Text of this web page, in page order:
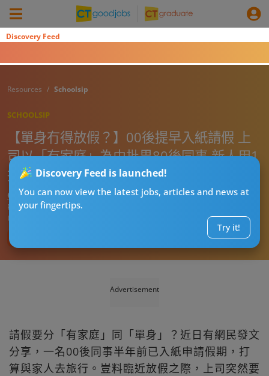
Discovery Feed
Discovery Feed is launched!
You can now view the latest jobs, articles and news at
your fingertips.
Try it!
Resources Schoolsip
SCHOOLSIP
【單身冇得放假？】00後提早入紙請假 上
司以「有家庭」為由批畀80後同事 新人用1
招反擊
CT熱話管理員
Published:2026-05-31 13:00
Updated:
Advertisement
請假要分「有家庭」同「單身」？近日有網民發文
分享，一名00後同事半年前已入紙申請假期，打
算與家人去旅行。豈料臨近放假之際，上司突然要